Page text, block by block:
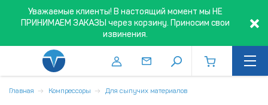
Уважаемые клиенты! В настоящий момент мы НЕ
ПРИНИМАЕМ ЗАКАЗЫ через корзину. Приносим свои
извинения.
Главная Компрессоры Для сыпучих материалов